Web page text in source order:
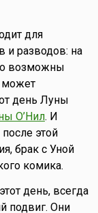
для
и разводов: на
возможны
может
день Луны
О’Нил. И
этой
брак с Уной
комика.
день, всегда
подвиг. Они